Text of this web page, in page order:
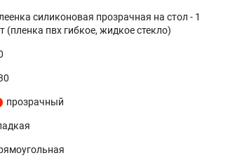
силиконовая прозрачная на стол - 1
(пленка пвх гибкое, жидкое стекло)
прозрачный